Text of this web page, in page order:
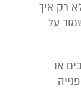
רק איך
על
או